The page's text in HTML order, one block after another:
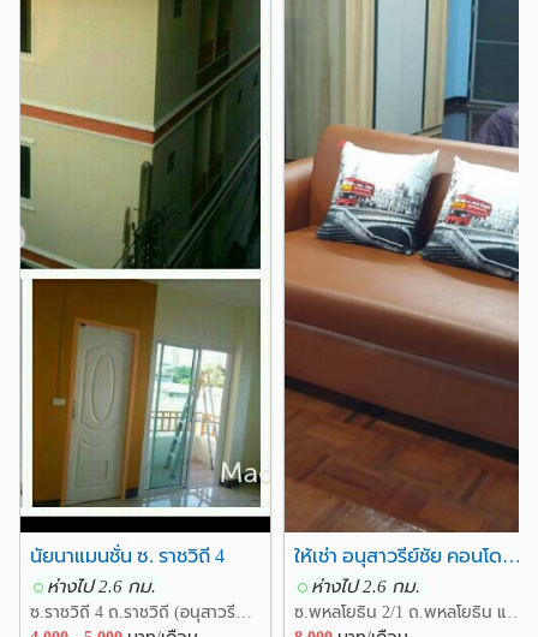
เทสโก้โลตัส(ประชาชื่น)
โลตัส ประชาชื่น 1.9 กม. 2.3 กม.
เซ็นเตอร์วัน 2.9 กม. ศูนย์การค้าสุพรีม 2.9 กม.
โรงพยาบาล
รพ.เปาโลเมโมเรียล 0.8 กม.
รพ.เปาโล เมโมเรียล พหลโยธิน 0.9 กม.
รพ.วิชัยยุทธ 1.2 กม. รพ.ทหารผ่านศึก 2.2 กม.
รพ.พญาไท 2 อินเตอร์เนชันแนล
รพ.พระมงกุฎเกล้า 2.6 กม.
กรมสรรพากร 0.6 กม.
ธนาคารออมสิน สำนักงานใหญ่ 0.6 กม.
แยกสะพานควาย 0.6 กม.
กระทรวงการคลัง 1.2 กม.
สนง.ขนส่งกรุงเทพมหานคร เขตพื้นที่ 5 1.5 กม.
กรมการทหารสื่อสาร 1.6 กม.
นัยนาแมนชั่น ซ. ราชวิถี 4
ห่างไป 2.6 กม.
ซ.ราชวิถี 4 ถ.ราชวิถี (อนุสาวรีชัยสมรภูมิ) แขวงสามเสนใน เขตพญาไท กรุงเทพ
ให้เช่า อนุสาวรีย์ชัย คอนโดมิเนียม ใกล้ BTS อนุสาวรีย์ชัยสมรภูมิ 40 ตารางเมตร ชั้น 3 ตกแต่งครบ
ห่างไป 2.6 กม.
ซ.พหลโยธิน 2/1 ถ.พหลโยธิน แขวงสามเสนใน เขตพญาไท กรุงเทพ
❯